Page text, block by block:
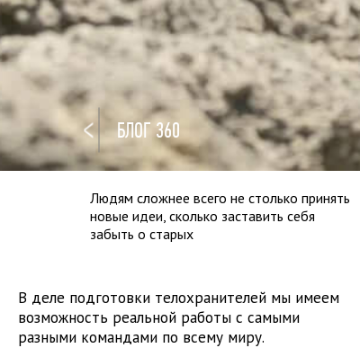
БЛОГ 360
Людям сложнее всего не столько принять
новые идеи, сколько заставить себя
забыть о старых
В деле подготовки телохранителей мы имеем
возможность реальной работы с самыми
разными командами по всему миру.